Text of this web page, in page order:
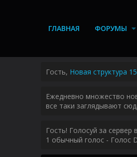
ГЛАВНАЯ ФОРУМЫ
Гость, Новая структура
Ежедневно множество
все таки заглядывают
Гость! Голосуй за
1 обычный голос - Голос